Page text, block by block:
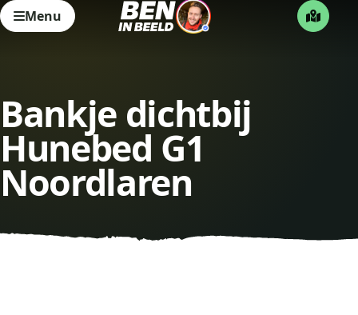
Menu
Bankje dichtbij
Hunebed G1
Noordlaren